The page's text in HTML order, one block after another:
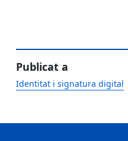
Publicat a
Identitat i signatura digital